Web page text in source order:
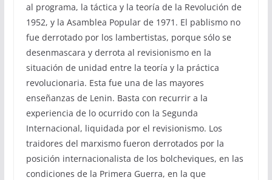
al programa, la táctica y la teoría de la Revolución de
1952, y la Asamblea Popular de 1971. El pablismo no
fue derrotado por los lambertistas, porque sólo se
desenmascara y derrota al revisionismo en la
situación de unidad entre la teoría y la práctica
revolucionaria. Esta fue una de las mayores
enseñanzas de Lenin. Basta con recurrir a la
experiencia de lo ocurrido con la Segunda
Internacional, liquidada por el revisionismo. Los
traidores del marxismo fueron derrotados por la
posición internacionalista de los bolcheviques, en las
condiciones de la Primera Guerra, en la que